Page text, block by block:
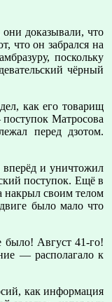
доказывали, что
что он забрался на
поскольку
чёрный
как его товарищ
Матросова
перед дзотом.
вперёд и уничтожил
поступок. Ещё в
накрыл своим телом
было мало что
было! Август 41-го!
— располагало к
как информация